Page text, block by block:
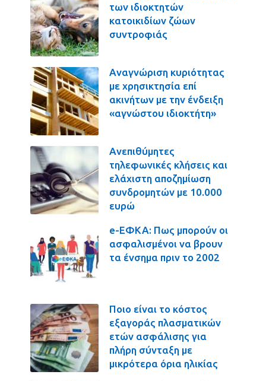
των ιδιοκτητών
κατοικιδίων ζώων
συντροφιάς
Αναγνώριση κυριότητας
με χρησικτησία επί
ακινήτων με την ένδειξη
«αγνώστου ιδιοκτήτη»
Ανεπιθύμητες
τηλεφωνικές κλήσεις και
ελάχιστη αποζημίωση
συνδρομητών με 10.000
ευρώ
e-ΕΦΚΑ: Πως μπορούν οι
ασφαλισμένοι να βρουν
τα ένσημα πριν το 2002
Ποιο είναι το κόστος
εξαγοράς πλασματικών
ετών ασφάλισης για
πλήρη σύνταξη με
μικρότερα όρια ηλικίας